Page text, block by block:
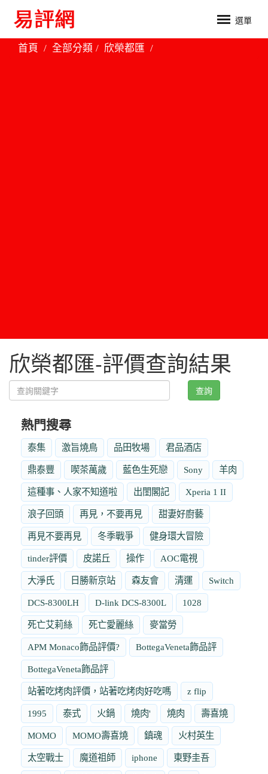
選單
首頁 全部分類 欣榮都匯
欣榮都匯-評價查詢結果
查詢
熱門搜尋
泰集 激旨燒鳥 品田牧場 君品酒店
鼎泰豐 喫茶萬歲 藍色生死戀 Sony 羊肉
這種事、人家不知道啦 出閨閣記 Xperia 1 II
浪子回頭 再見，不要再見 甜妻好廚藝
再見不要再見 冬季戰爭 健身環大冒險
tinder評價 皮諾丘 操作 AOC電視
大淨氏 日勝新京站 森友會 清運 Switch
DCS-8300LH D-link DCS-8300L 1028
死亡艾莉絲 死亡愛麗絲 麥當勞
APM Monaco飾品評價? BottegaVeneta飾品評
BottegaVeneta飾品評
站著吃烤肉評價，站著吃烤肉好吃嗎 z flip
1995 泰式 火鍋 燒肉' 燒肉 壽喜燒
MOMO MOMO壽喜燒 鎮魂 火村英生
太空戰士 魔道祖師 iphone 東野圭吾